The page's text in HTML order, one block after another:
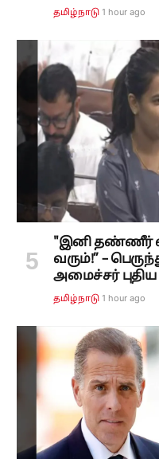
தமிழ்நாடு 1 hour ago
"இனி தண்ணீர்
வரும்!” –
அமைச்சர் புதிய
தமிழ்நாடு 1 hour ago